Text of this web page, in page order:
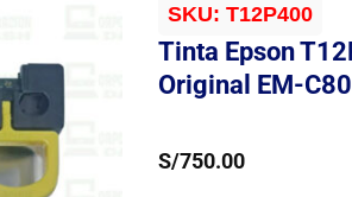
SKU: T12P400
Tinta Epson
Original EM-
S/750.00